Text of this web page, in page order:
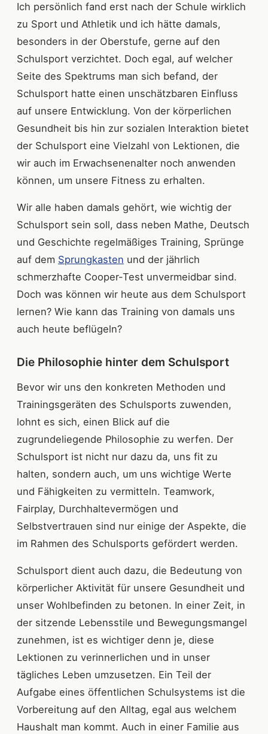
Ich persönlich fand erst nach der Schule wirklich
zu Sport und Athletik und ich hätte damals,
besonders in der Oberstufe, gerne auf den
Schulsport verzichtet. Doch egal, auf welcher
Seite des Spektrums man sich befand, der
Schulsport hatte einen unschätzbaren Einfluss
auf unsere Entwicklung. Von der körperlichen
Gesundheit bis hin zur sozialen Interaktion bietet
der Schulsport eine Vielzahl von Lektionen, die
wir auch im Erwachsenenalter noch anwenden
können, um unsere Fitness zu erhalten.
Wir alle haben damals gehört, wie wichtig der
Schulsport sein soll, dass neben Mathe, Deutsch
und Geschichte regelmäßiges Training, Sprünge
auf dem Sprungkasten und der jährlich
schmerzhafte Cooper-Test unvermeidbar sind.
Doch was können wir heute aus dem Schulsport
lernen? Wie kann das Training von damals uns
auch heute beflügeln?
Die Philosophie hinter dem Schulsport
Bevor wir uns den konkreten Methoden und
Trainingsgeräten des Schulsports zuwenden,
lohnt es sich, einen Blick auf die
zugrundeliegende Philosophie zu werfen. Der
Schulsport ist nicht nur dazu da, uns fit zu
halten, sondern auch, um uns wichtige Werte
und Fähigkeiten zu vermitteln. Teamwork,
Fairplay, Durchhaltevermögen und
Selbstvertrauen sind nur einige der Aspekte, die
im Rahmen des Schulsports gefördert werden.
Schulsport dient auch dazu, die Bedeutung von
körperlicher Aktivität für unsere Gesundheit und
unser Wohlbefinden zu betonen. In einer Zeit, in
der sitzende Lebensstile und Bewegungsmangel
zunehmen, ist es wichtiger denn je, diese
Lektionen zu verinnerlichen und in unser
tägliches Leben umzusetzen. Ein Teil der
Aufgabe eines öffentlichen Schulsystems ist die
Vorbereitung auf den Alltag, egal aus welchem
Haushalt man kommt. Auch in einer Familie aus